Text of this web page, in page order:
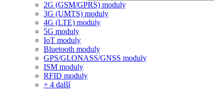
2G (GSM/GPRS) moduly
3G (UMTS) moduly
4G (LTE) moduly
5G moduly
IoT moduly
Bluetooth moduly
GPS/GLONASS/GNSS moduly
ISM moduly
RFID moduly
+ 4 další